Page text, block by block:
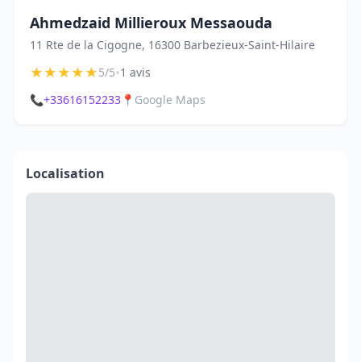
Ahmedzaid Millieroux Messaouda
11 Rte de la Cigogne, 16300 Barbezieux-Saint-Hilaire
★★★★★5/5•1 avis
📞+33616152233 📍 Google Maps
Localisation